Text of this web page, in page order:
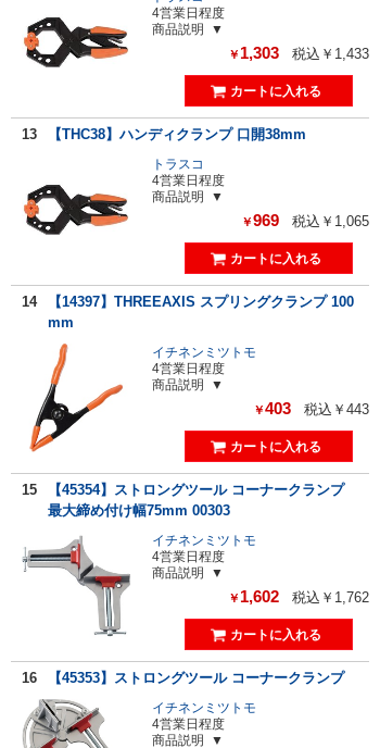
4営業日程度
商品説明
￥ 1,303 税込￥1,433
13 【THC38】ハンディクランプ 口開38mm
トラスコ
4営業日程度
商品説明
￥969 税込￥1,065
14
【14397】THREEAXIS スプリングクランプ 100
mm
イチネンミツトモ
4営業日程度
商品説明
￥403 税込￥443
15
【45354】ストロングツール コーナークランプ
最大締め付け幅75mm 00303
イチネンミツトモ
4営業日程度
商品説明
￥ 1,602 税込￥1,762
16 【45353】ストロングツール コーナークランプ
イチネンミツトモ
4営業日程度
商品説明